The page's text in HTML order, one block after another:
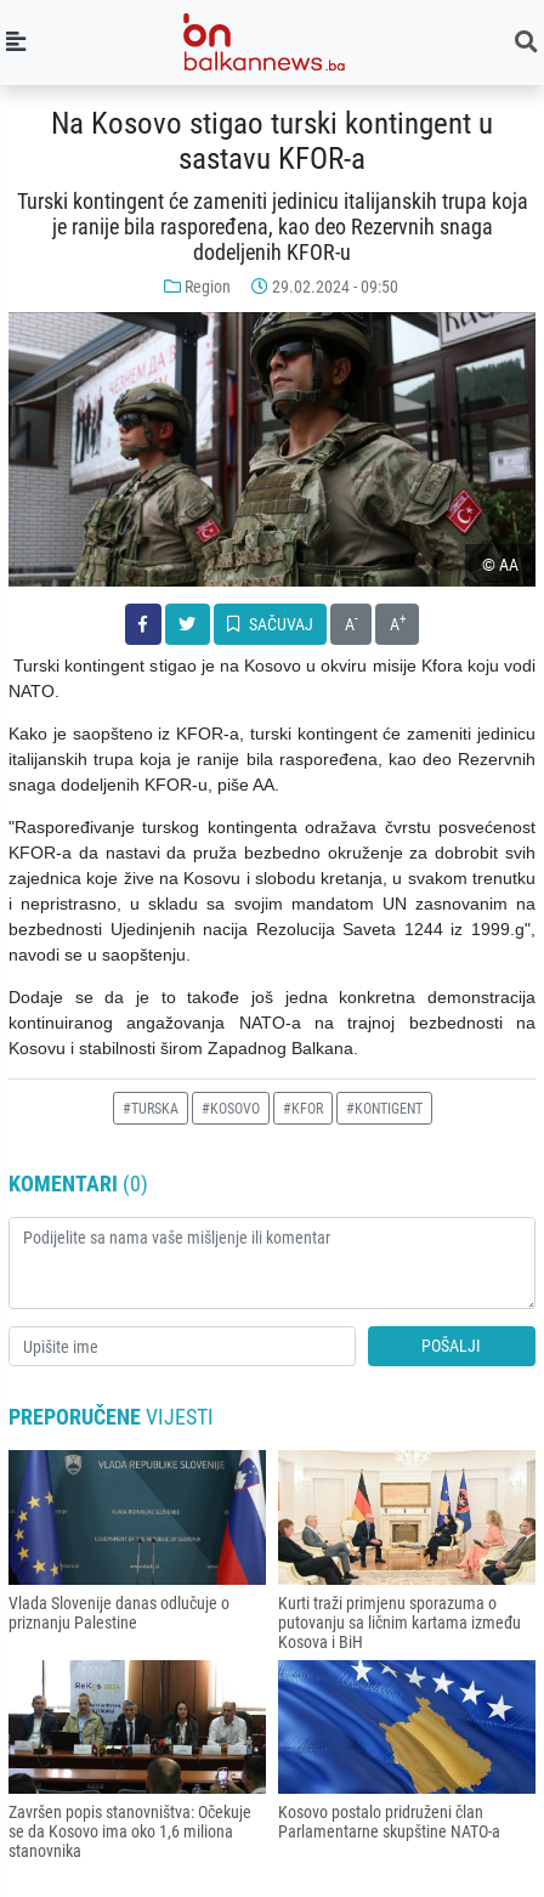
Na Kosovo stigao turski kontingent u
sastavu KFOR-a
Turski kontingent će zameniti jedinicu italijanskih trupa koja
je ranije bila raspoređena, kao deo Rezervnih snaga
dodeljenih KFOR-u
Region 29.02.2024 - 09:50
© AA
SAČUVAJ A- A+
Turski kontingent stigao je na Kosovo u okviru misije Kfora koju vodi
NATO.
Kako je saopšteno iz KFOR-a, turski kontingent će zameniti jedinicu
italijanskih trupa koja je ranije bila raspoređena, kao deo Rezervnih
snaga dodeljenih KFOR-u, piše AA.
"Raspoređivanje turskog kontingenta odražava čvrstu posvećenost
KFOR-a da nastavi da pruža bezbedno okruženje za dobrobit svih
zajednica koje žive na Kosovu i slobodu kretanja, u svakom trenutku
i nepristrasno, u skladu sa svojim mandatom UN zasnovanim na
bezbednosti Ujedinjenih nacija Rezolucija Saveta 1244 iz 1999.g",
navodi se u saopštenju.
Dodaje se da je to takođe još jedna konkretna demonstracija
kontinuiranog angažovanja NATO-a na trajnoj bezbednosti na
Kosovu i stabilnosti širom Zapadnog Balkana.
#TURSKA #KOSOVO #KFOR #KONTIGENT
KOMENTARI (0)
POŠALJI
PREPORUČENEVIJESTI
Vlada Slovenije danas odlučuje o
priznanju Palestine
Kurti traži primjenu sporazuma o
putovanju sa ličnim kartama između
Kosova i BiH
Završen popis stanovništva: Očekuje
se da Kosovo ima oko 1,6 miliona
stanovnika
Kosovo postalo pridruženi član
Parlamentarne skupštine NATO-a